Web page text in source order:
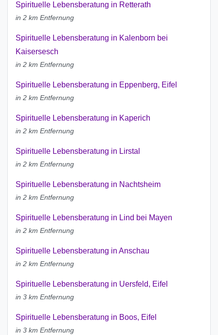
Spirituelle Lebensberatung in Retterath
in 2 km Entfernung
Spirituelle Lebensberatung in Kalenborn bei
Kaisersesch
in 2 km Entfernung
Spirituelle Lebensberatung in Eppenberg, Eifel
in 2 km Entfernung
Spirituelle Lebensberatung in Kaperich
in 2 km Entfernung
Spirituelle Lebensberatung in Lirstal
in 2 km Entfernung
Spirituelle Lebensberatung in Nachtsheim
in 2 km Entfernung
Spirituelle Lebensberatung in Lind bei Mayen
in 2 km Entfernung
Spirituelle Lebensberatung in Anschau
in 2 km Entfernung
Spirituelle Lebensberatung in Uersfeld, Eifel
in 3 km Entfernung
Spirituelle Lebensberatung in Boos, Eifel
in 3 km Entfernung